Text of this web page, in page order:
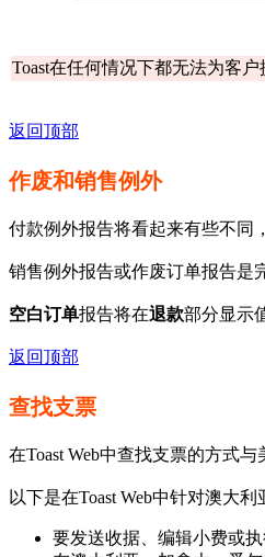
Toast在任何情况下都无法为客
返回顶部
作废和销售例外
付款例外报告将看起来有些不同
销售例外报告或作废订单报告是
空白订单报告将在退款部分显示
返回顶部
查找支票
在Toast Web中查找支票的方式
以下是在Toast Web中针对澳大
要发送收据、编辑小费或执